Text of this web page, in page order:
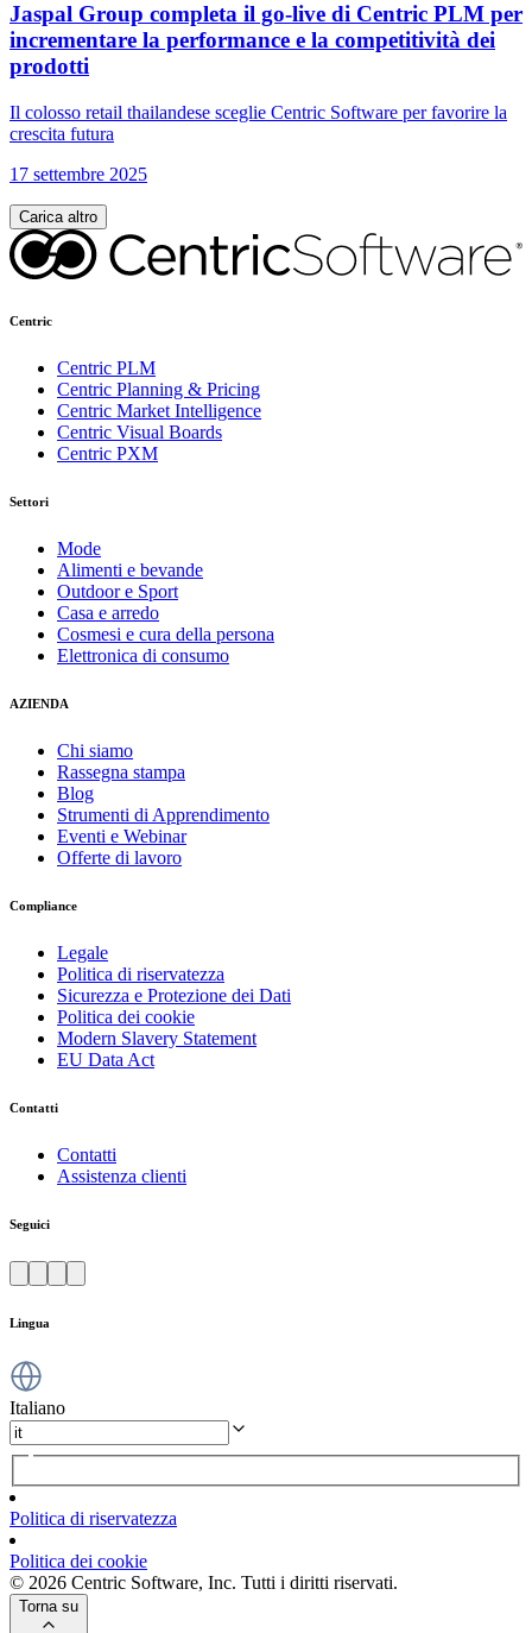
Jaspal Group completa il go-live di Centric PLM per
incrementare la performance e la competitività dei
prodotti
Il colosso retail thailandese sceglie Centric Software per favorire la
crescita futura
17 settembre 2025
Carica altro
Centric
Centric PLM
Centric Planning & Pricing
Centric Market Intelligence
Centric Visual Boards
Centric PXM
Settori
Mode
Alimenti e bevande
Outdoor e Sport
Casa e arredo
Cosmesi e cura della persona
Elettronica di consumo
AZIENDA
Chi siamo
Rassegna stampa
Blog
Strumenti di Apprendimento
Eventi e Webinar
Offerte di lavoro
Compliance
Legale
Politica di riservatezza
Sicurezza e Protezione dei Dati
Politica dei cookie
Modern Slavery Statement
EU Data Act
Contatti
Contatti
Assistenza clienti
Seguici
Lingua
Italiano
Politica di riservatezza
Politica dei cookie
© 2026 Centric Software, Inc. Tutti i diritti riservati.
Torna su